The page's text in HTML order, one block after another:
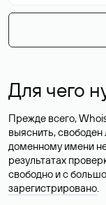
Для чего
Прежде всего,
выяснить,
доменному имени
результатах
свободно и с
зарегистрировано.